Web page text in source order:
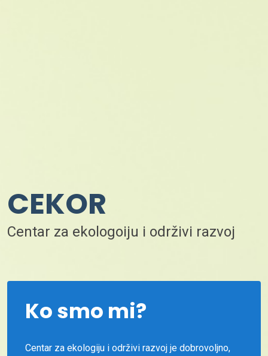
CEKOR
Centar za ekologoiju i održivi razvoj
Ko smo mi?
Centar za ekologiju i održivi razvoj je dobrovoljno,